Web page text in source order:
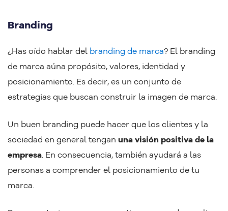
Branding
¿Has oído hablar del branding de marca? El branding
de marca aúna propósito, valores, identidad y
posicionamiento. Es decir, es un conjunto de
estrategias que buscan construir la imagen de marca.
Un buen branding puede hacer que los clientes y la
sociedad en general tengan una visión positiva de la
empresa . En consecuencia, también ayudará a las
personas a comprender el posicionamiento de tu
marca.